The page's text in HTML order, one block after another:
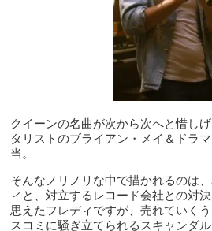
クイーンの名曲が次から次へと惜し
タリストのブライアン・メイ＆ドラ
当。
そんなノリノリな中で描かれるのは
ィと、対立するレコード会社との対
思えたフレディですが、売れていく
スコミに騒ぎ立てられるスキャンダ